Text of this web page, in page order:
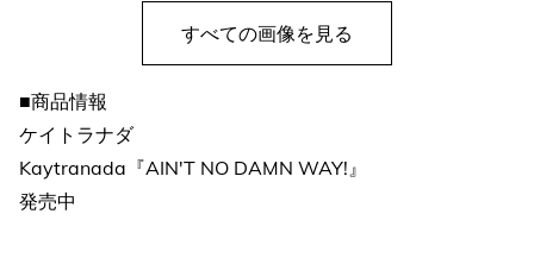
すべての画像を見る
■商品情報
ケイトラナダ
Kaytranada『AIN'T NO DAMN WAY!』
発売中